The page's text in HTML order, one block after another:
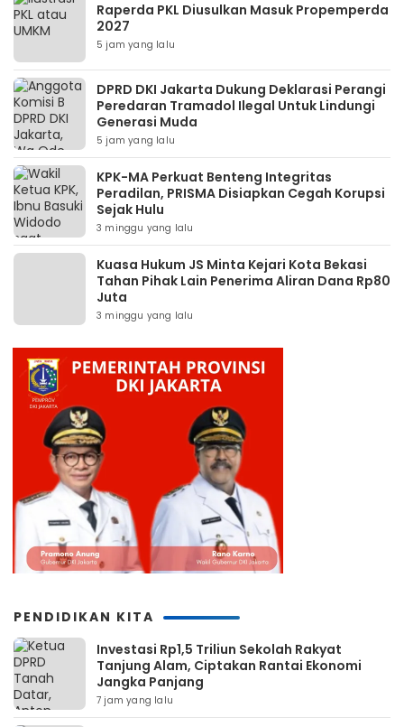
Raperda PKL Diusulkan Masuk Propemperda
2027
5 jam yang lalu
DPRD DKI Jakarta Dukung Deklarasi Perangi
Peredaran Tramadol Ilegal Untuk Lindungi
Generasi Muda
5 jam yang lalu
KPK-MA Perkuat Benteng Integritas
Peradilan, PRISMA Disiapkan Cegah Korupsi
Sejak Hulu
3 minggu yang lalu
Kuasa Hukum JS Minta Kejari Kota Bekasi
Tahan Pihak Lain Penerima Aliran Dana Rp80
Juta
3 minggu yang lalu
PENDIDIKAN KITA
Investasi Rp1,5 Triliun Sekolah Rakyat
Tanjung Alam, Ciptakan Rantai Ekonomi
Jangka Panjang
7 jam yang lalu